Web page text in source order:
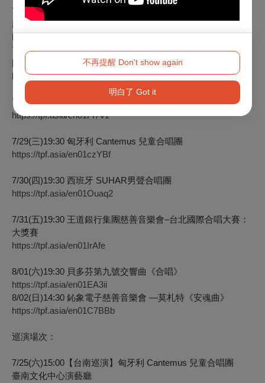
不再提醒 Don't show again
明白了 Got it
7/26(日)19:30 英業達慈善音樂會—艾斯特維茲《中南美清唱
劇》
https://tpf.asia/en01PmEre
7/27(一)19:30 永真慈善音樂會—拉脫維亞Kamēr合唱團與德國
圖林根室內合唱團
https://tpf.asia/en01XQnAn
7/28(二)19:30 斯洛維尼亞 美格隆室內合唱團
https://tpf.asia/en01FI7Vz
7/29(三)19:30 匈牙利 Cantemus 兒童合唱團
https://tpf.asia/en01czYBf
7/30(四)19:30 西班牙 SUHAR男聲合唱團
https://tpf.asia/en01Ouaq2
7/31(五)19:30 王道銀行集團慈善音樂會–台北國際合唱大賽：
大獎賽
https://tpf.asia/en01IrAfe
8/01(六)19:30 貝多芬第九號交響曲《合唱》
https://tpf.asia/en01EA3ii
8/02(日)14:30 鈊象電子慈善音樂會 —莫札特《安魂曲》
https://tpf.asia/en01C7BBb
巡演場次：
7/25(六)15:00【台南巡演】匈牙利 Cantemus 兒童合唱團
臺南文化中心演藝廳